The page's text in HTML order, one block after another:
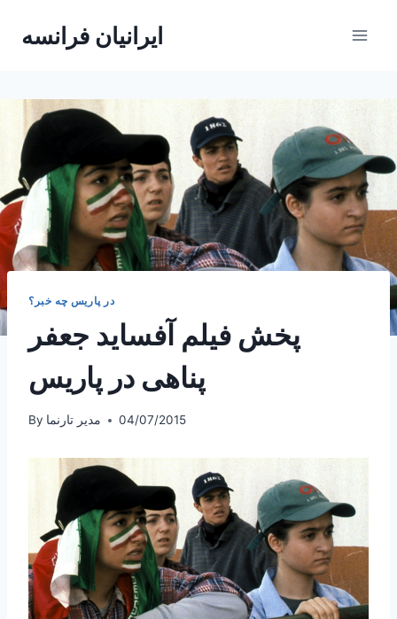
ایرانیان فرانسه
در پاریس چه خبر؟
پخش فیلم آفساید جعفر
پناهی در پاریس
By مدیر تارنما 04/07/2015